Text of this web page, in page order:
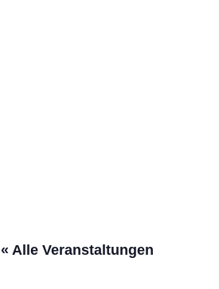
« Alle Veranstaltungen